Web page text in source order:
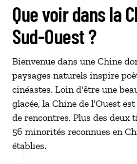
Que voir dans la
Sud-Ouest ?
Bienvenue dans une Chine
paysages naturels inspire
cinéastes. Loin d'être une
glacée, la Chine de l'Ouest
de rencontres. Plus des deux
56 minorités reconnues en
établies.